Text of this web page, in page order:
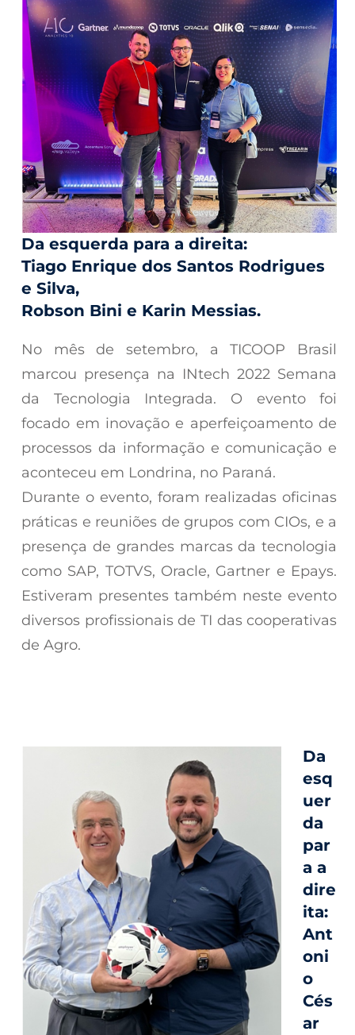
Da esquerda para a direita:
Tiago Enrique dos Santos Rodrigues
e Silva,
Robson Bini e Karin Messias.
No mês de setembro, a TICOOP Brasil
marcou presença na INtech 2022 Semana
da Tecnologia Integrada. O evento foi
focado em inovação e aperfeiçoamento de
processos da informação e comunicação e
aconteceu em Londrina, no Paraná.
Durante o evento, foram realizadas oficinas
práticas e reuniões de grupos com CIOs, e a
presença de grandes marcas da tecnologia
como SAP, TOTVS, Oracle, Gartner e Epays.
Estiveram presentes também neste evento
diversos profissionais de TI das cooperativas
de Agro.
Da
esq
uer
da
par
a a
dire
ita:
Ant
oni
o
Cés
ar